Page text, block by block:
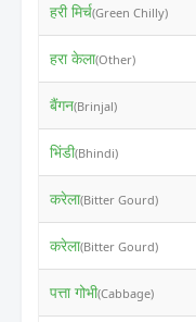
हरी मिर्च(Green Chilly)
हरा केला(Other)
बैंगन(Brinjal)
भिंडी(Bhindi)
करेला(Bitter Gourd)
करेला(Bitter Gourd)
पत्ता गोभी(Cabbage)